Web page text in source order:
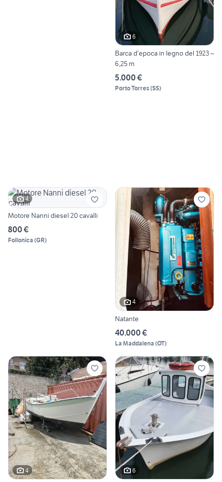
6
Barca d’epoca in legno del 1923 –
6,25 m
5.000 €
Porto Torres(SS)
4
Motore Nanni diesel 20 cavalli
800 €
Follonica (GR)
4
Natante
40.000 €
La Maddalena (OT)
4 6